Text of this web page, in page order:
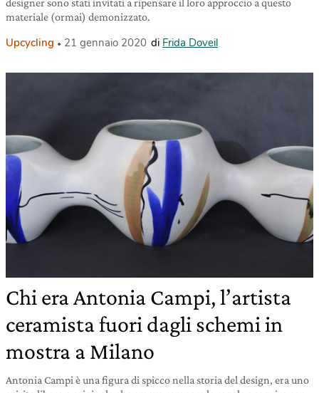
designer sono stati invitati a ripensare il loro approccio a questo
materiale (ormai) demonizzato.
Upcycling 21 gennaio 2020 di Frida Doveil
Chi era Antonia Campi, l’artista
ceramista fuori dagli schemi in
mostra a Milano
Antonia Campi è una figura di spicco nella storia del design, era uno